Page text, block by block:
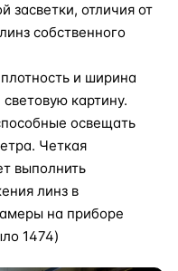
засветки, отличия от
собственного
и ширина
картину.
освещать
Четкая
выполнить
линз в
на приборе
1474)